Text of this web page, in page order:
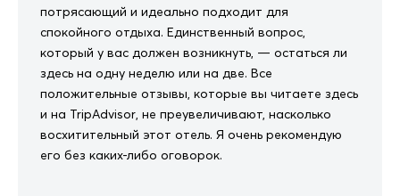
потрясающий и идеально подходит для
спокойного отдыха. Единственный вопрос,
который у вас должен возникнуть, — остаться ли
здесь на одну неделю или на две. Все
положительные отзывы, которые вы читаете здесь
и на TripAdvisor, не преувеличивают, насколько
восхитительный этот отель. Я очень рекомендую
его без каких-либо оговорок.